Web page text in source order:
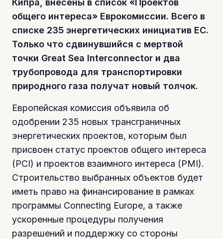
Кипра, внесены в список «Проектов
общего интереса» Еврокомиссии. Всего в
списке 235 энергетических инициатив ЕС.
Только что сдвинувшийся с мертвой
точки Great Sea Interconnector и два
трубопровода для транспортировки
природного газа получат новый толчок.
Европейская комиссия объявила об
одобрении 235 новых трансграничных
энергетических проектов, которым был
присвоен статус проектов общего интереса
(PCI) и проектов взаимного интереса (PMI).
Строительство выбранных объектов будет
иметь право на финансирование в рамках
программы Connecting Europe, а также
ускоренные процедуры получения
разрешений и поддержку со стороны